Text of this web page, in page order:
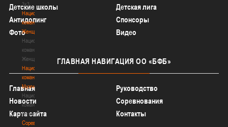
3х3
Национальная
команда.
Женщины
Национальная
команда.
Женщины
Национальная
команда.
Мужчины
Национальная
команда.
Мужчины
Соревнования
Детские школы
Детская лига
Антидопинг
Спонсоры
Фото
Видео
ГЛАВНАЯ НАВИГАЦИЯ ОО «БФБ»
Главная
Руководство
Новости
Соревнования
Карта сайта
Контакты